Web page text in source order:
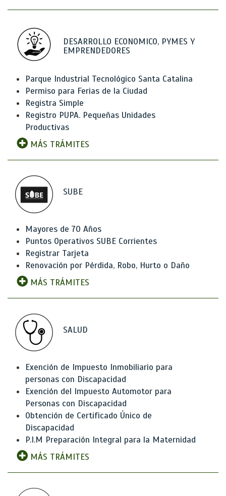
DESARROLLO ECONOMICO, PYMES Y
EMPRENDEDORES
Parque Industrial Tecnológico Santa Catalina
Permiso para Ferias de la Ciudad
Registra Simple
Registro PUPA. Pequeñas Unidades
Productivas
MÁS TRÁMITES
SUBE
Mayores de 70 Años
Puntos Operativos SUBE Corrientes
Registrar Tarjeta
Renovación por Pérdida, Robo, Hurto o Daño
MÁS TRÁMITES
SALUD
Exención de Impuesto Inmobiliario para
personas con Discapacidad
Exención del Impuesto Automotor para
Personas con Discapacidad
Obtención de Certificado Único de
Discapacidad
P.I.M Preparación Integral para la Maternidad
MÁS TRÁMITES